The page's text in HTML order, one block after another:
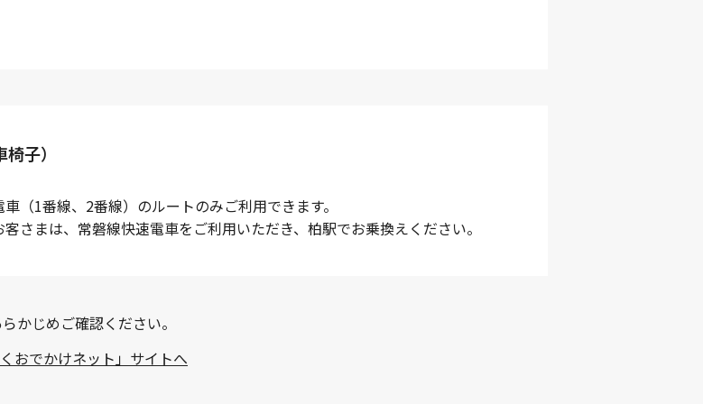
子）
（1番線、2番線）のルートのみご利用できます。
客さまは、常磐線快速電車をご利用いただき、柏駅でお乗換えください。
かじめご確認ください。
くおでかけネット」サイトへ